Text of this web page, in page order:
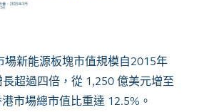
場新能源板塊市值規模自2015年
超過四倍，從 1,250 億美元增至
市場總市值比重達 12.5%。